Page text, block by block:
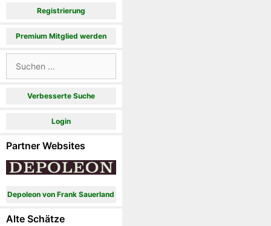
Registrierung
Premium Mitglied werden
nach:
Verbesserte Suche
Login
Partner Websites
Depoleon von Frank Sauerland
Alte Schätze